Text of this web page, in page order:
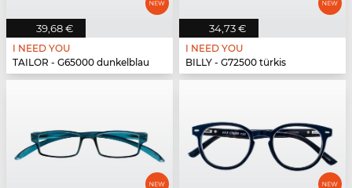
39,68 €
I NEED YOU
TAILOR - G65000 dunkelblau
34,73 €
I NEED YOU
BILLY - G72500 türkis